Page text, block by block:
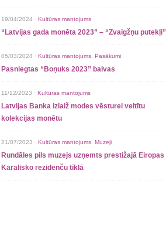
19/04/2024 · Kultūras mantojums
“Latvijas gada monēta 2023” – “Zvaigžņu putekļi”
05/03/2024 · Kultūras mantojums Pasākumi
Pasniegtas “Boņuks 2023” balvas
11/12/2023 · Kultūras mantojums
Latvijas Banka izlaiž modes vēsturei veltītu
kolekcijas monētu
21/07/2023 · Kultūras mantojums Muzeji
Rundāles pils muzejs uzņemts prestižajā Eiropas
Karalisko rezidenču tīklā